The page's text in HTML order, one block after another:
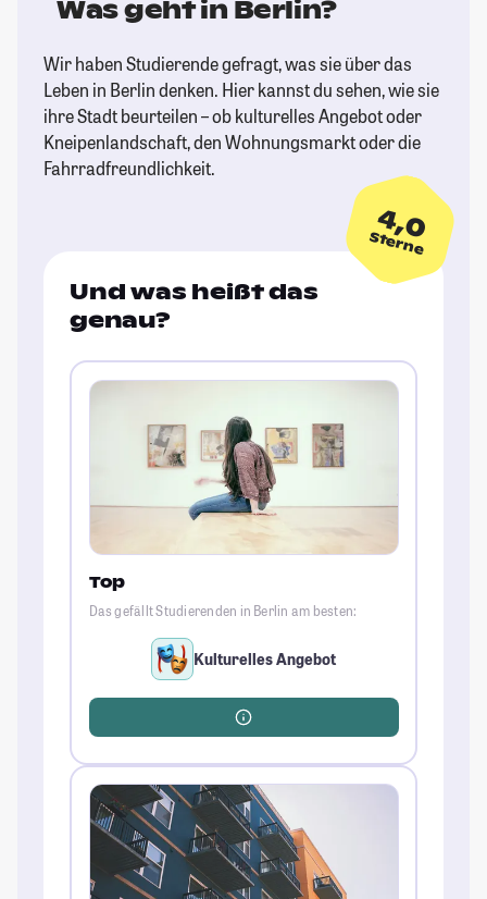
Was geht in Berlin?
Wir haben Studierende gefragt, was sie über das
Leben in Berlin denken. Hier kannst du sehen, wie sie
ihre Stadt beurteilen – ob kulturelles Angebot oder
Kneipenlandschaft, den Wohnungsmarkt oder die
Fahrradfreundlichkeit.
4,0
Sterne
Und was heißt das
genau?
Top
Das gefällt Studierenden in Berlin am besten:
Kulturelles Angebot